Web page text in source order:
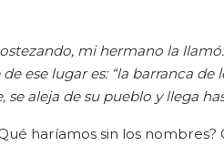
mi hermano la
ese lugar es: “la barranca de
aleja de su pueblo y llega
haríamos sin los